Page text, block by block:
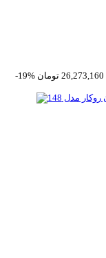
-19%
26,273,160 تومان